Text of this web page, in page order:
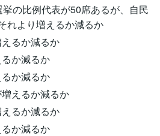
挙の比例代表が50席あるが、自民
れより増えるか減るか
るか減るか
か減るか
か減るか
えるか減るか
るか減るか
か減るか